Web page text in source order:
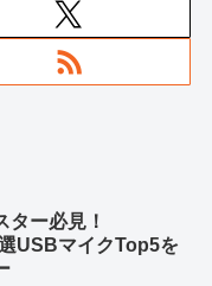
ター必見！
USBマイクTop5を